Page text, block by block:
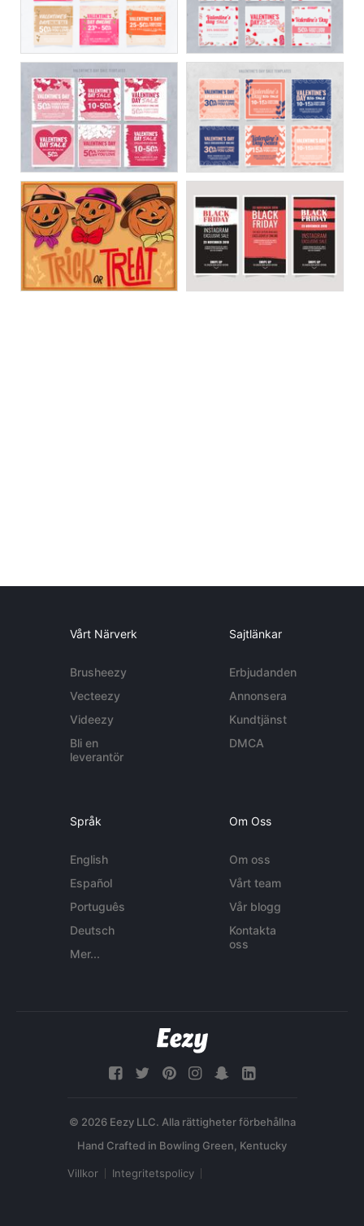
Vårt Närverk
Brusheezy
Vecteezy
Videezy
Bli en
leverantör
Sajtlänkar
Erbjudanden
Annonsera
Kundtjänst
DMCA
Språk
English
Español
Português
Deutsch
Mer...
Om Oss
Om oss
Vårt team
Vår blogg
Kontakta
oss
© 2026 Eezy LLC. Alla rättigheter förbehållna
Villkor Integritetspolicy